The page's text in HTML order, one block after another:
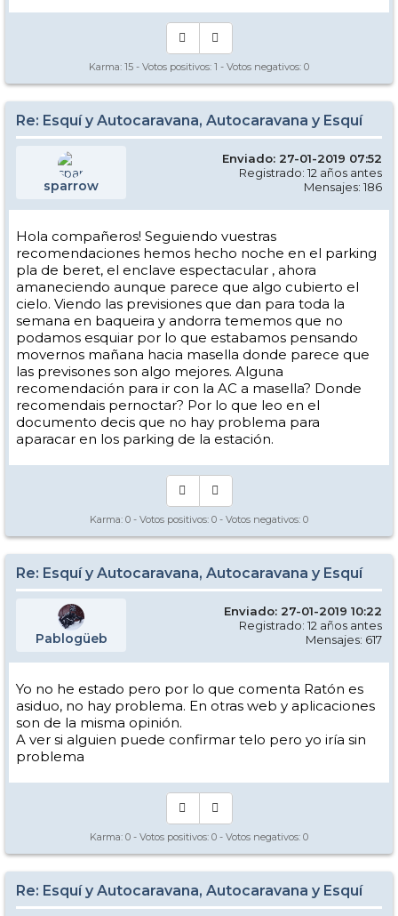
Karma: 15 - Votos positivos: 1 - Votos negativos: 0
Re: Esquí y Autocaravana, Autocaravana y Esquí
sparrow
Enviado: 27-01-2019 07:52
Registrado: 12 años antes
Mensajes: 186
Hola compañeros! Seguiendo vuestras
recomendaciones hemos hecho noche en el parking
pla de beret, el enclave espectacular , ahora
amaneciendo aunque parece que algo cubierto el
cielo. Viendo las previsiones que dan para toda la
semana en baqueira y andorra tememos que no
podamos esquiar por lo que estabamos pensando
movernos mañana hacia masella donde parece que
las previsones son algo mejores. Alguna
recomendación para ir con la AC a masella? Donde
recomendais pernoctar? Por lo que leo en el
documento decis que no hay problema para
aparacar en los parking de la estación.
Karma: 0 - Votos positivos: 0 - Votos negativos: 0
Re: Esquí y Autocaravana, Autocaravana y Esquí
Pablogüeb
Enviado: 27-01-2019 10:22
Registrado: 12 años antes
Mensajes: 617
Yo no he estado pero por lo que comenta Ratón es
asiduo, no hay problema. En otras web y aplicaciones
son de la misma opinión.
A ver si alguien puede confirmar telo pero yo iría sin
problema
Karma: 0 - Votos positivos: 0 - Votos negativos: 0
Re: Esquí y Autocaravana, Autocaravana y Esquí